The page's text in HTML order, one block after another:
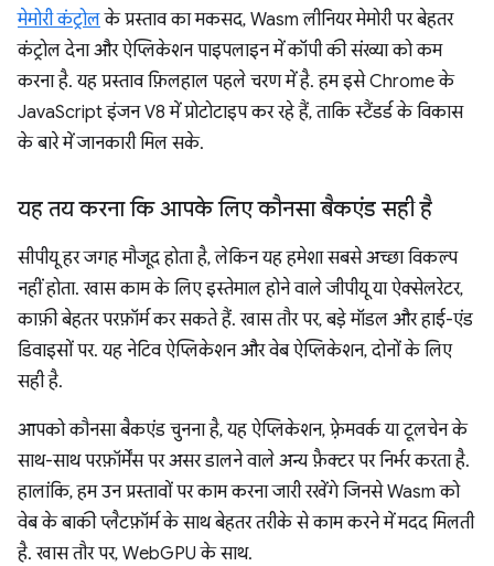
मेमोरी कंट्रोलके प्रस्ताव का मकसद, Wasm लीनियर मेमोरी पर बेहतर
कंट्रोल देना और ऐप्लिकेशन पाइपलाइन में कॉपी की संख्या को कम
करना है. यह प्रस्ताव फ़िलहाल पहले चरण में है. हम इसे Chrome के
JavaScript इंजन V8 में प्रोटोटाइप कर रहे हैं, ताकि स्टैंडर्ड के विकास
के बारे में जानकारी मिल सके.
यह तय करना कि आपके लिए कौनसा बैकएंड सही है
सीपीयू हर जगह मौजूद होता है, लेकिन यह हमेशा सबसे अच्छा विकल्प
नहीं होता. खास काम के लिए इस्तेमाल होने वाले जीपीयू या ऐक्सेलरेटर,
काफ़ी बेहतर परफ़ॉर्म कर सकते हैं. खास तौर पर, बड़े मॉडल और हाई-एंड
डिवाइसों पर. यह नेटिव ऐप्लिकेशन और वेब ऐप्लिकेशन, दोनों के लिए
सही है.
आपको कौनसा बैकएंड चुनना है, यह ऐप्लिकेशन, फ़्रेमवर्क या टूलचेन के
साथ-साथ परफ़ॉर्मेंस पर असर डालने वाले अन्य फ़ैक्टर पर निर्भर करता है.
हालांकि, हम उन प्रस्तावों पर काम करना जारी रखेंगे जिनसे Wasm को
वेब के बाकी प्लैटफ़ॉर्म के साथ बेहतर तरीके से काम करने में मदद मिलती
है. खास तौर पर, WebGPU के साथ.